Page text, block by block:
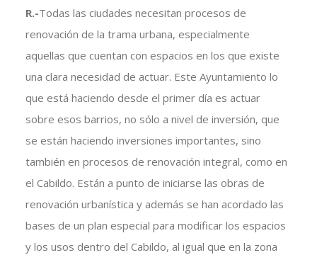
R.-Todas las ciudades necesitan procesos de
renovación de la trama urbana, especialmente
aquellas que cuentan con espacios en los que existe
una clara necesidad de actuar. Este Ayuntamiento lo
que está haciendo desde el primer día es actuar
sobre esos barrios, no sólo a nivel de inversión, que
se están haciendo inversiones importantes, sino
también en procesos de renovación integral, como en
el Cabildo. Están a punto de iniciarse las obras de
renovación urbanística y además se han acordado las
bases de un plan especial para modificar los espacios
y los usos dentro del Cabildo, al igual que en la zona